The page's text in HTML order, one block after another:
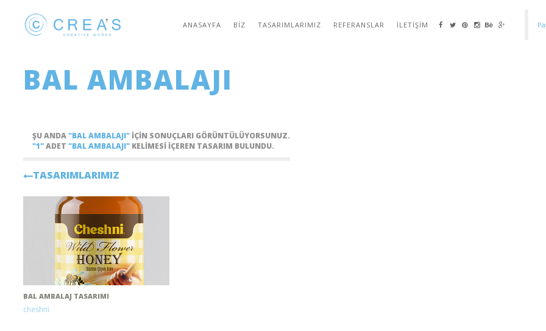
ANASAYFA BIZ TASARIMLARIMIZ REFERANSLAR İLETIŞIM
BAL AMBALAJI
ŞU ANDA"BAL AMBALAJI"IÇIN SONUÇLARI GÖRÜNTÜLÜYORSUNUZ.
"1"ADET "BAL AMBALAJI"KELIMESI IÇEREN TASARIM BULUNDU.
TASARIMLARIMIZ
BAL AMBALAJ TASARIMI
cheshni